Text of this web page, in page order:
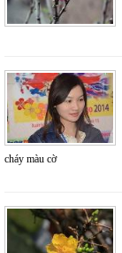
cháy màu cờ